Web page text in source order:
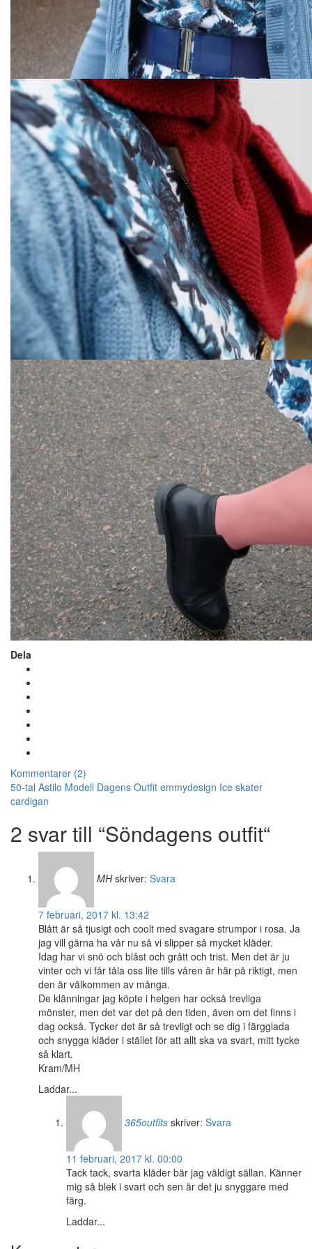
Dela
Kommentarer (2)
50-tal Astilo Modell Dagens Outfit emmydesign Ice skater
cardigan
2 svar till “Söndagens outfit“
MH skriver: Svara
7 februari, 2017 kl. 13:42
Blått är så tjusigt och coolt med svagare strumpor i rosa. Ja
jag vill gärna ha vår nu så vi slipper så mycket kläder.
Idag har vi snö och blåst och grått och trist. Men det är ju
vinter och vi får tåla oss lite tills våren är här på riktigt, men
den är välkommen av många.
De klänningar jag köpte i helgen har också trevliga
mönster, men det var det på den tiden, även om det finns i
dag också. Tycker det är så trevligt och se dig i färgglada
och snygga kläder i stället för att allt ska va svart, mitt tycke
så klart.
Kram/MH
Laddar...
365outfits skriver: Svara
11 februari, 2017 kl. 00:00
Tack tack, svarta kläder bär jag väldigt sällan. Känner
mig så blek i svart och sen är det ju snyggare med
färg.
Laddar...